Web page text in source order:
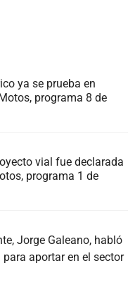
ya se prueba en
programa 8 de
vial fue declarada
programa 1 de
Jorge Galeano, habló
aportar en el sector